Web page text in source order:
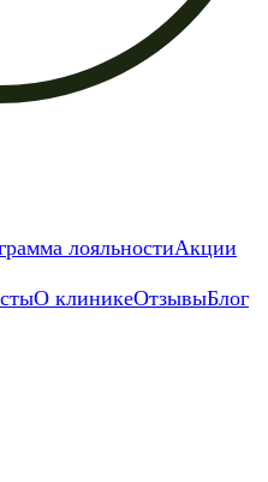
лояльностиАкции
О клиникеОтзывыБлог